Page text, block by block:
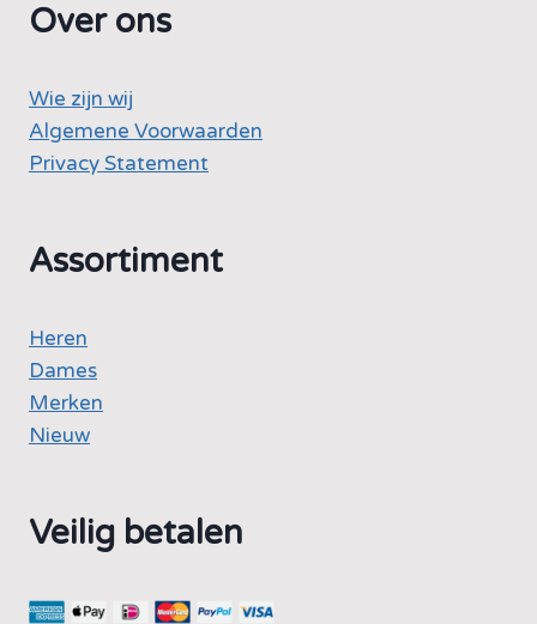
Over ons
Wie zijn wij
Algemene Voorwaarden
Privacy Statement
Assortiment
Heren
Dames
Merken
Nieuw
Veilig betalen